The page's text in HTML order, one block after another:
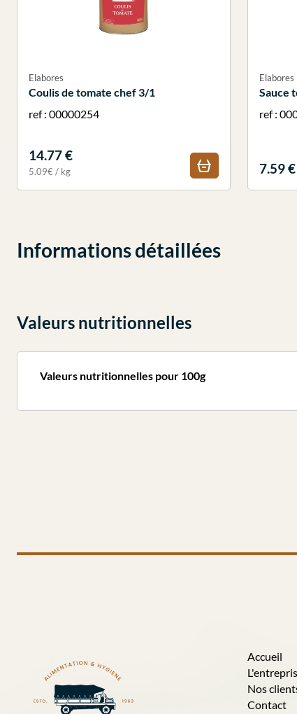
Elabores
Coulis de tomate chef 3/1
ref : 00000254
14.77 €
5.09€ / kg
Elabores
Sauce
ref :
7.59 €
Informations détaillées
Valeurs nutritionnelles
Valeurs nutritionnelles pour 100g
Accueil
Nos
Contact